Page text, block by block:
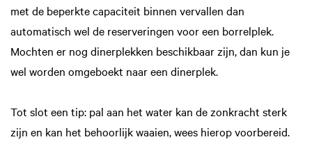
met de beperkte capaciteit binnen vervallen dan
automatisch wel de reserveringen voor een borrelplek.
Mochten er nog dinerplekken beschikbaar zijn, dan kun je
wel worden omgeboekt naar een dinerplek.
Tot slot een tip: pal aan het water kan de zonkracht sterk
zijn en kan het behoorlijk waaien, wees hierop voorbereid.